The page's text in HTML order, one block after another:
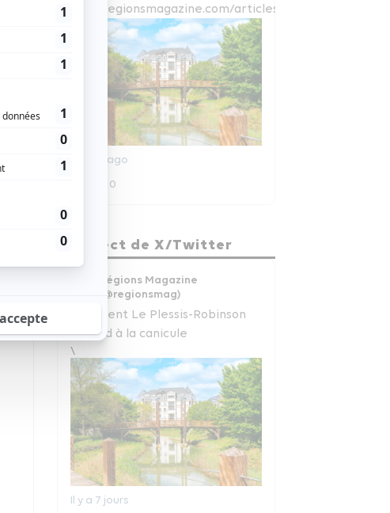
www.regionsmagazine.com/articles/com...
7 jours ago
0
Régions Magazine
Projet de loi “état local” :
radiographie d’un fiasco
www.regionsmagazine.com/articles/pro...
1 semaine ago
0
0
En direct de X/Twitter
Régions Magazine
(@regionsmag)
Comment Le Plessis-Robinson
répond à la canicule
\
Il y a 7 jours